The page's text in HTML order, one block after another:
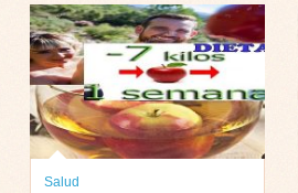
Salud